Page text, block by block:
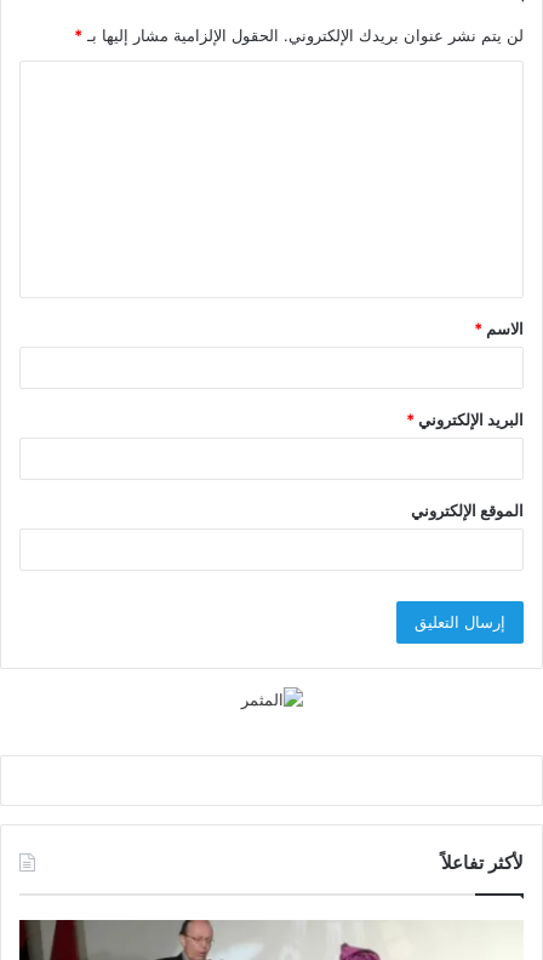
لن يتم نشر عنوان بريدك الإلكتروني. الحقول الإلزامية مشار إليها بـ *
ق
*
الاسم *
البريد الإلكتروني*
الموقع الإلكتروني
لأكثر تفاعلاً